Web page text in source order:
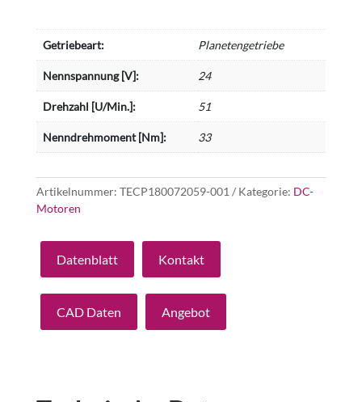
Getriebeart: Planetengetriebe
Nennspannung [V]: 24
Drehzahl [U/Min.]: 51
Nenndrehmoment [Nm]: 33
Artikelnummer: TECP180072059-001 Kategorie: DC-
Motoren
Datenblatt Kontakt
CAD Daten Angebot